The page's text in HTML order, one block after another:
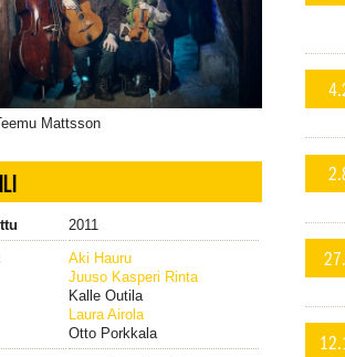
Mattsson
2011
Aki Hauru
Juuso Kasperi Rinta
Kalle Outila
Laura Airola
Otto Porkkala